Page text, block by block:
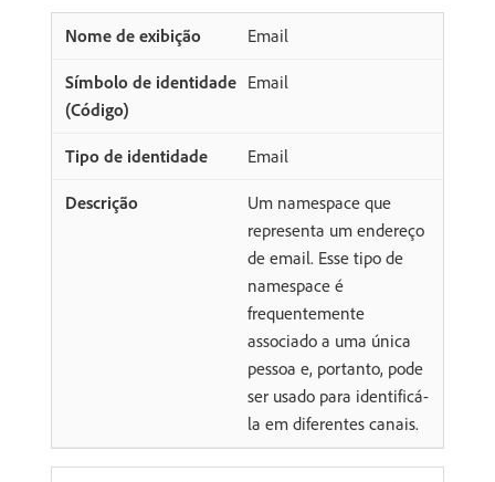
Email
Email
Email
Um namespace que
representa um endereço
de email. Esse tipo de
namespace é
frequentemente
associado a uma única
pessoa e, portanto, pode
ser usado para identificá-
la em diferentes canais.